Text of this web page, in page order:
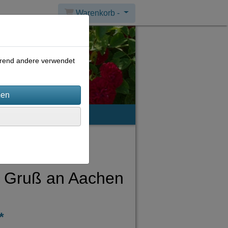
Warenkorb -
an Aachen
andere verwendet